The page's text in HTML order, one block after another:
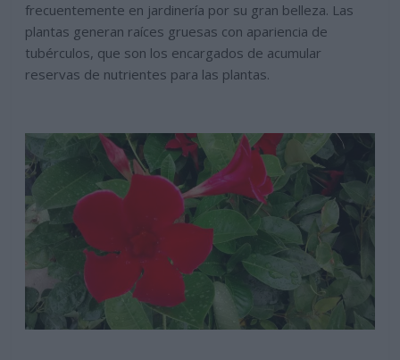
frecuentemente en jardinería por su gran belleza. Las
plantas generan raíces gruesas con apariencia de
tubérculos, que son los encargados de acumular
reservas de nutrientes para las plantas.